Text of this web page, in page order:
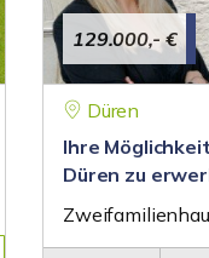
129.000,- €
Düren
Ihre
Düren zu